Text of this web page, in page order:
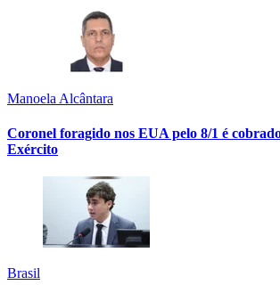
Manoela Alcântara
Coronel foragido nos EUA pelo 8/1 é
Exército
Brasil